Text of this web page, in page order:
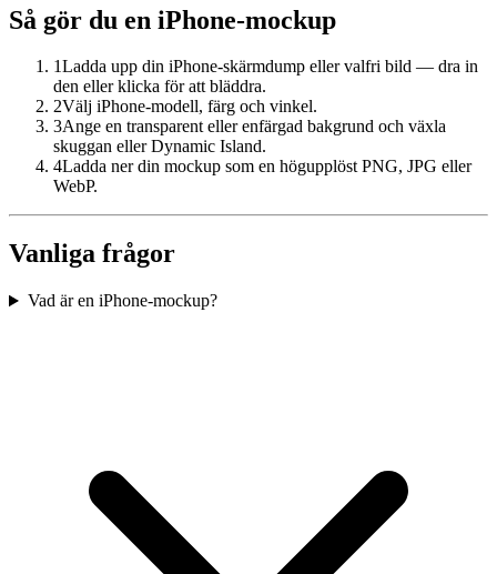
Så gör du en iPhone-mockup
1Ladda upp din iPhone-skärmdump eller valfri bild — dra in
den eller klicka för att bläddra.
2Välj iPhone-modell, färg och vinkel.
3Ange en transparent eller enfärgad bakgrund och växla
skuggan eller Dynamic Island.
4Ladda ner din mockup som en högupplöst PNG, JPG eller
WebP.
Vanliga frågor
Vad är en iPhone-mockup?